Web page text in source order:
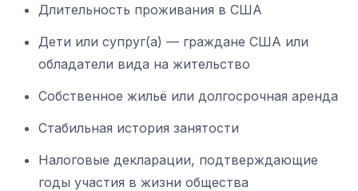
Длительность проживания в США
Дети или супруг(а) — граждане США или
обладатели вида на жительство
Собственное жильё или долгосрочная аренда
Стабильная история занятости
Налоговые декларации, подтверждающие
годы участия в жизни общества